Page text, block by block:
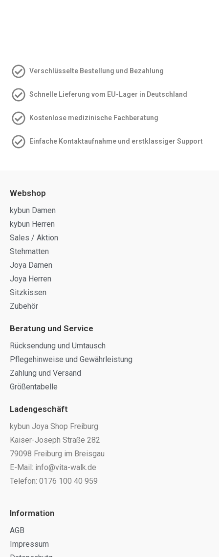
Verschlüsselte Bestellung und Bezahlung
Schnelle Lieferung vom EU-Lager in Deutschland
Kostenlose medizinische Fachberatung
Einfache Kontakt­aufnahme und erstklassiger Support
Webshop
kybun Damen
kybun Herren
Sales / Aktion
Stehmatten
Joya Damen
Joya Herren
Sitzkissen
Zubehör
Beratung und Service
Rücksendung und Umtausch
Pflegehinweise und Gewährleistung
Zahlung und Versand
Größentabelle
Ladengeschäft
kybun Joya Shop Freiburg
Kaiser-Joseph Straße 282
79098 Freiburg im Breisgau
E-Mail: info@vita-walk.de
Telefon: 0176 100 40 959
Information
AGB
Impressum